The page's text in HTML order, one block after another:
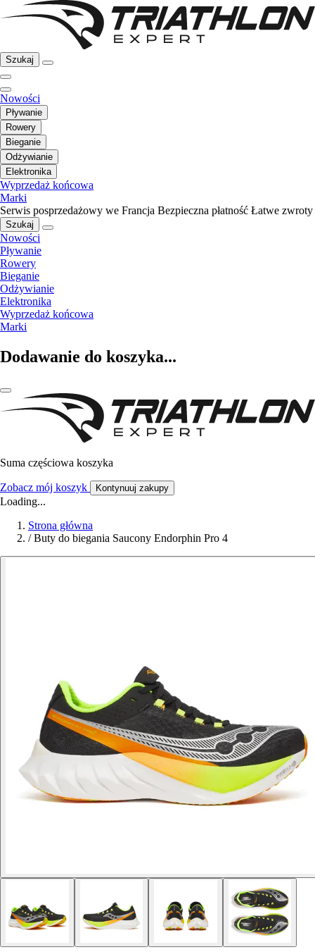
Szukaj
Nowości
Pływanie
Rowery
Bieganie
Odżywianie
Elektronika
Wyprzedaż końcowa
Marki
Serwis posprzedażowy we Francja Bezpieczna płatność Łatwe zwroty
Szukaj
Nowości
Pływanie
Rowery
Bieganie
Odżywianie
Elektronika
Wyprzedaż końcowa
Marki
Dodawanie do koszyka...
Suma częściowa koszyka
Zobacz mój koszyk Kontynuuj zakupy
Loading...
Strona główna
/ Buty do biegania Saucony Endorphin Pro 4